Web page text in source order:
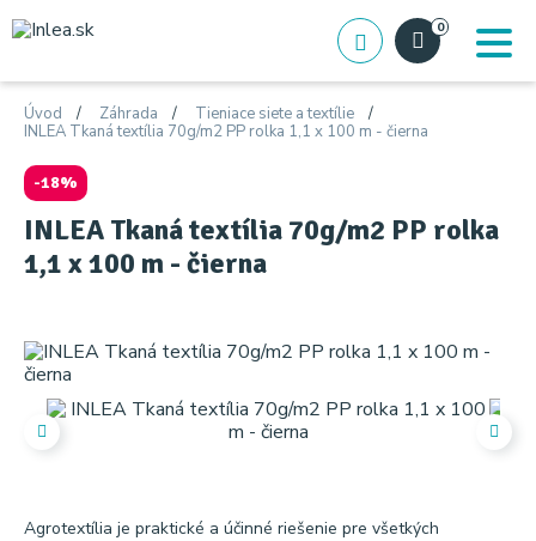
0
Úvod Záhrada
Tieniace siete a textílie
INLEA Tkaná textília 70g/m2 PP rolka 1,1 x 100 m - čierna
-18%
INLEA Tkaná textília 70g/m2 PP rolka
1,1 x 100 m - čierna
Agrotextília je praktické a účinné riešenie pre všetkých